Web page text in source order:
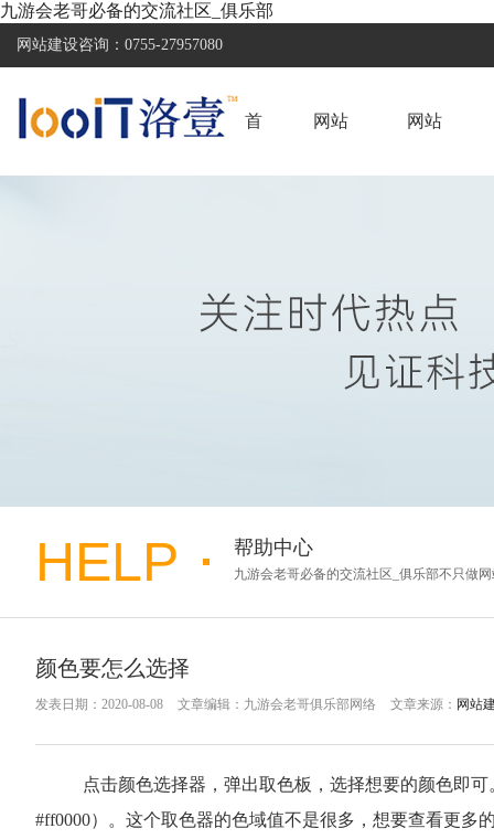
九游会老哥必备的交流社区_俱乐部
网站建设咨询： 0755-27957080
首 网站 网站
HELP 帮助中心
九游会老哥必备的交流社区_俱乐部不只做网
颜色要怎么选择
发表日期：2020-08-08 文章编辑：九游会老哥俱乐部网络 文章来源： 网站
点击颜色选择器，弹出取色板，选择想要的颜色即
#ff0000）。这个取色器的色域值不是很多，想要查看更多